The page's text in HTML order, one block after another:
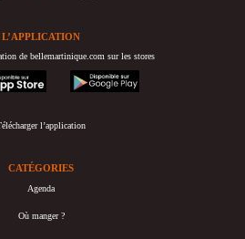
L’APPLICATION
de bellemartinique.com sur les stores
googleplay
l’application
CATÉGORIES
Agenda
Où manger ?